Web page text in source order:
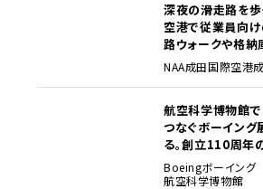
深夜の滑走路を歩
空港で従業員向
路ウォークや格納
ベントを初開催
NAA成田国際空港
航空科学博物館で
つなぐボーイング
る。創立110周年
貴重な資料でたどる
Boeingボーイング
航空科学博物館